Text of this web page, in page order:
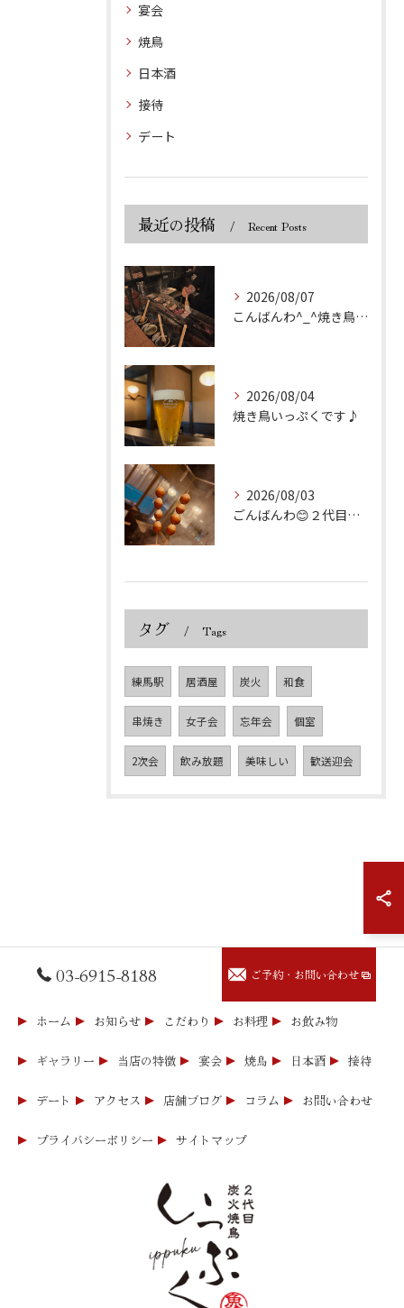
宴会
焼鳥
日本酒
接待
デート
最近の投稿 Recent Posts
2026/08/07
こんばんわ^_^焼き鳥いっぷくです🐓
2026/08/04
焼き鳥いっぷくです♪
2026/08/03
ごんばんわ😊２代目炭火焼鳥いっぷくです
タグ Tags
練馬駅 居酒屋 炭火 和食
串焼き 女子会 忘年会 個室
2次会 飲み放題 美味しい 歓送迎会
03-6915-8188 ご予約・お問い合わせ
ホーム お知らせ こだわり お料理 お飲み物
ギャラリー 当店の特徴 宴会 焼鳥 日本酒 接待
デート アクセス 店舗ブログ コラム お問い合わせ
プライバシーポリシー サイトマップ